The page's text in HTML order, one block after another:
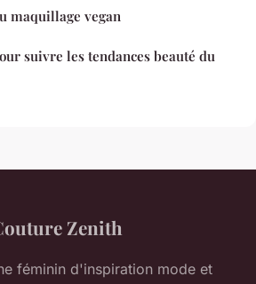
maquillage vegan
suivre les tendances beauté du
Zenith
féminin d'inspiration mode et